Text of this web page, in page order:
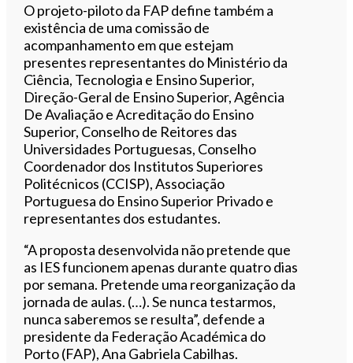
O projeto-piloto da FAP define também a
existência de uma comissão de
acompanhamento em que estejam
presentes representantes do Ministério da
Ciência, Tecnologia e Ensino Superior,
Direção-Geral de Ensino Superior, Agência
De Avaliação e Acreditação do Ensino
Superior, Conselho de Reitores das
Universidades Portuguesas, Conselho
Coordenador dos Institutos Superiores
Politécnicos (CCISP), Associação
Portuguesa do Ensino Superior Privado e
representantes dos estudantes.
“A proposta desenvolvida não pretende que
as IES funcionem apenas durante quatro dias
por semana. Pretende uma reorganização da
jornada de aulas. (…). Se nunca testarmos,
nunca saberemos se resulta”, defende a
presidente da Federação Académica do
Porto (FAP), Ana Gabriela Cabilhas.